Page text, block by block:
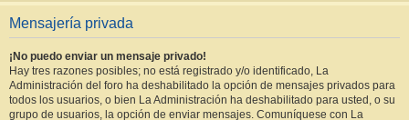
Mensajería privada
¡No puedo enviar un mensaje privado!
Hay tres razones posibles; no está registrado y/o identificado, La
Administración del foro ha deshabilitado la opción de mensajes privados para
todos los usuarios, o bien La Administración ha deshabilitado para usted, o su
grupo de usuarios, la opción de enviar mensajes. Comuníquese con La